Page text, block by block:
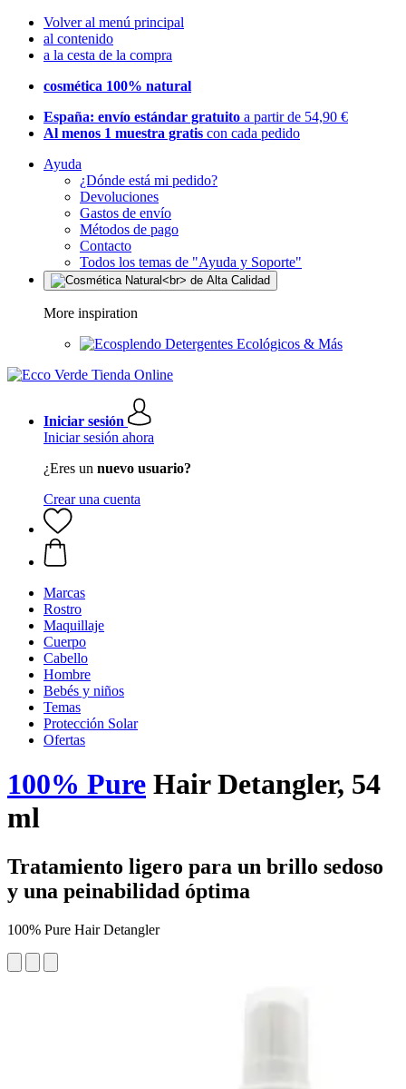
Volver al menú principal
al contenido
a la cesta de la compra
cosmética 100% natural
España: envío estándar gratuito a partir de 54,90 €
Al menos 1 muestra gratis con cada pedido
Ayuda
¿Dónde está mi pedido?
Devoluciones
Gastos de envío
Métodos de pago
Contacto
Todos los temas de "Ayuda y Soporte"
More inspiration
Detergentes Ecológicos & Más
Iniciar sesión
Iniciar sesión ahora
¿Eres un nuevo usuario?
Crear una cuenta
Marcas
Rostro
Maquillaje
Cuerpo
Cabello
Hombre
Bebés y niños
Temas
Protección Solar
Ofertas
100% Pure Hair Detangler, 54
ml
Tratamiento ligero para un brillo sedoso
y una peinabilidad óptima
100% Pure Hair Detangler